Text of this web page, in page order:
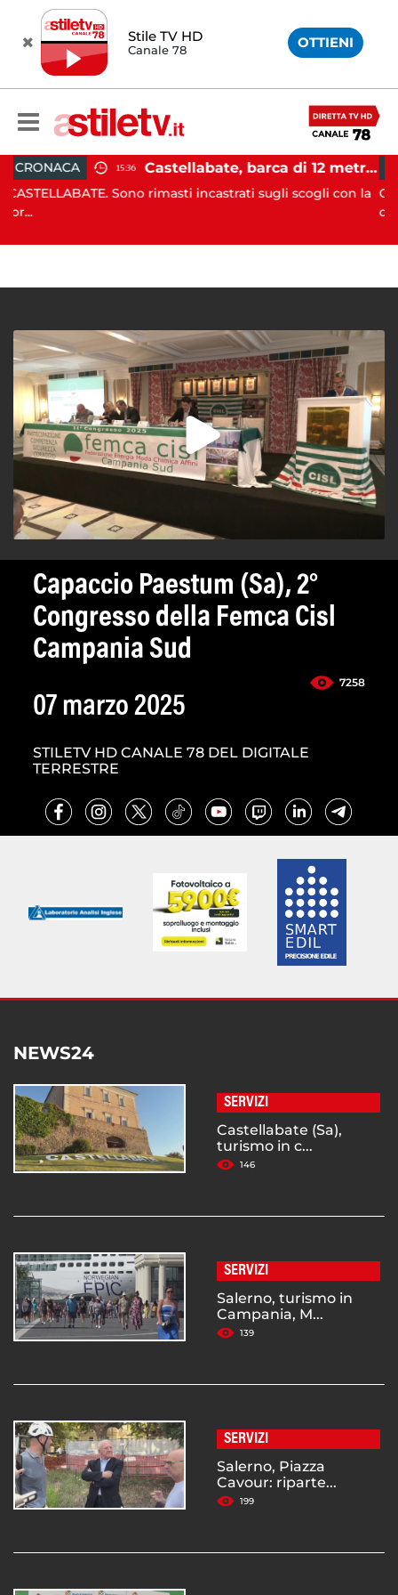
Stile TV HD
Canale 78 OTTIENI
15:36 Castellabate, barca di 12 metri resta incastrata sugli scogli: salvate 9 persone
Sono rimasti incastrati sugli scogli con la
CRONACA
Capaccio Paestum (Sa), 2°
Congresso della Femca Cisl
Campania Sud
7258
07 marzo 2025
STILETV HD CANALE 78 DEL DIGITALE
TERRESTRE
NEWS24
SERVIZI
Castellabate (Sa),
turismo in c...
146
SERVIZI
Salerno, turismo in
Campania, M...
139
SERVIZI
Salerno, Piazza
Cavour: riparte...
199